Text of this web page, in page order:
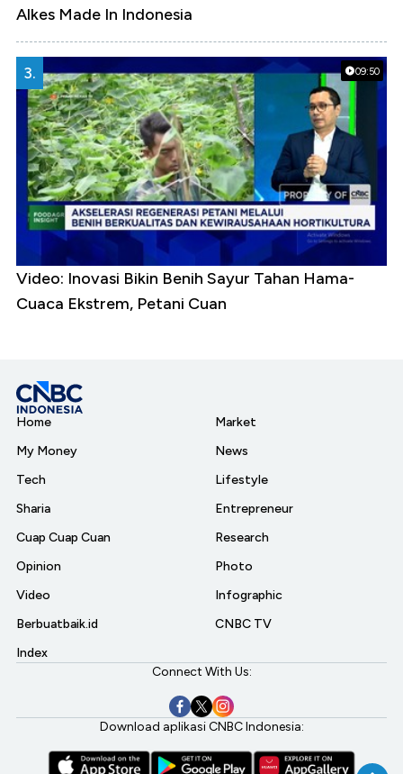
Alkes Made In Indonesia
09:50
3.
Video: Inovasi Bikin Benih Sayur Tahan Hama-
Cuaca Ekstrem, Petani Cuan
Home
My Money
Tech
Sharia
Cuap Cuap Cuan
Opinion
Video
Berbuatbaik.id
Index
Market
News
Lifestyle
Entrepreneur
Research
Photo
Infographic
CNBC TV
Connect With Us:
Download aplikasi CNBC Indonesia: